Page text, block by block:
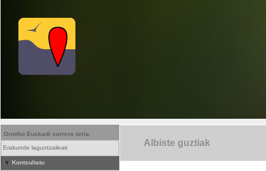
Ornitho Euskadi sarrera orria.
Erakunde laguntzaileak
Kontsultatu
Albiste guztiak